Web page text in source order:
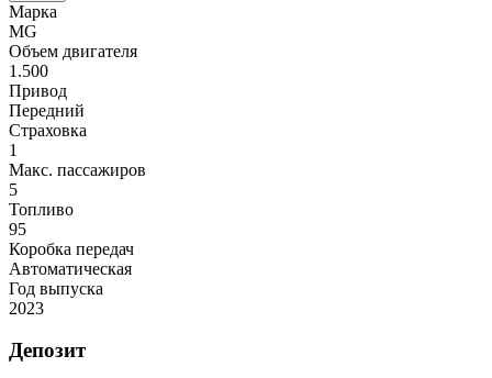
Марка
MG
Объем двигателя
1.500
Привод
Передний
Страховка
1
Макс. пассажиров
5
Топливо
95
Коробка передач
Автоматическая
Год выпуска
2023
Депозит